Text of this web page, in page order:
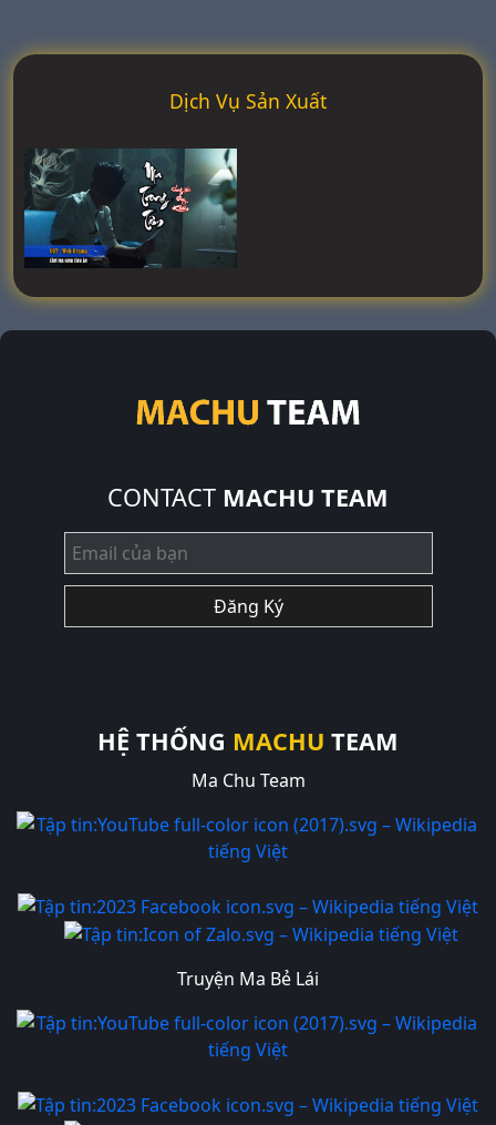
Dịch Vụ Sản Xuất
CONTACT MACHU TEAM
Đăng Ký
HỆ THỐNG MACHU TEAM
Ma Chu Team
Truyện Ma Bẻ Lái